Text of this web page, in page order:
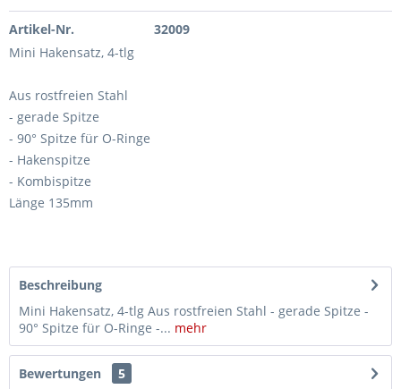
Artikel-Nr.
32009
Mini Hakensatz, 4-tlg
Aus rostfreien Stahl
- gerade Spitze
- 90° Spitze für O-Ringe
- Hakenspitze
- Kombispitze
Länge 135mm
Beschreibung
Mini Hakensatz, 4-tlg Aus rostfreien Stahl - gerade Spitze -
90° Spitze für O-Ringe -... mehr
Bewertungen
5